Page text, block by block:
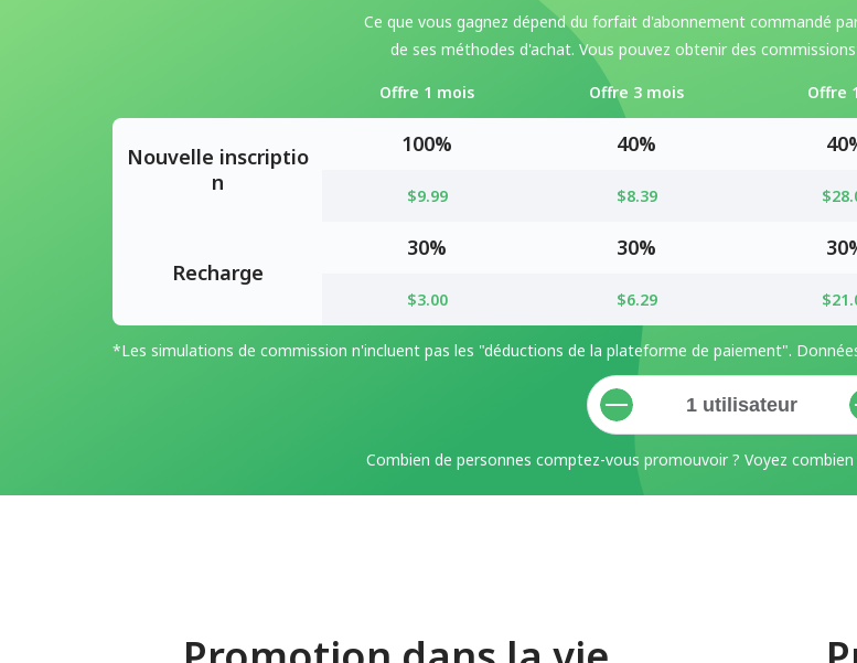
Ce que vous gagnez dépend du forfait d'abonnement commandé
de ses méthodes d'achat. Vous pouvez obtenir des
Offre 1 mois Offre 3 mois Offre
Nouvelle inscriptio
n
100% 40%
$9.99 $8.39
Recharge
30% 30%
$3.00 $6.29
*Les simulations de commission n'incluent pas les "déductions de la plateforme de paiement".
Combien de personnes comptez-vous promouvoir ? Voyez